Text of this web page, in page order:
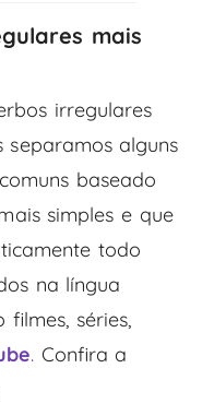
mais
irregulares
separamos alguns
baseado
simples e que
todo
na língua
séries,
.Confira a